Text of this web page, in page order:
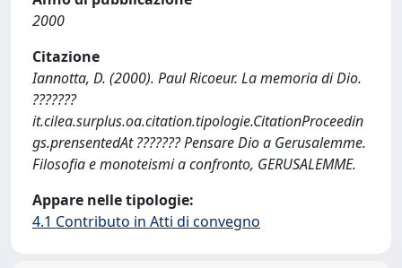
2000
Citazione
Iannotta, D. (2000). Paul Ricoeur. La memoria di Dio.
???????
it.cilea.surplus.oa.citation.tipologie.CitationProceedin
gs.prensentedAt ??????? Pensare Dio a Gerusalemme.
Filosofia e monoteismi a confronto, GERUSALEMME.
Appare nelle tipologie:
4.1 Contributo in Atti di convegno